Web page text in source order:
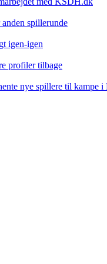
spillerunde
igen-igen
profiler tilbage
nye spillere til kampe i